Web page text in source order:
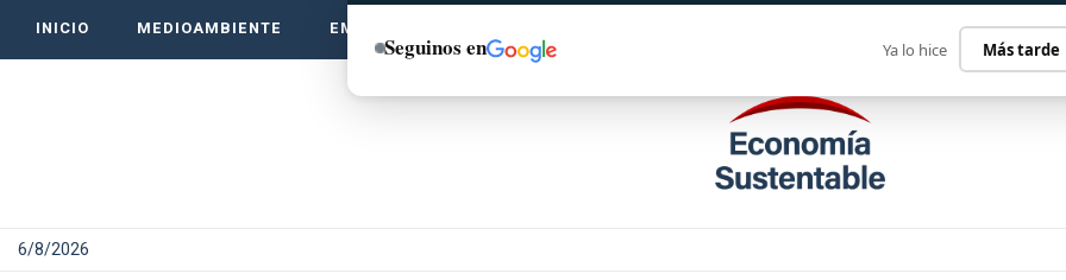
INICIO MEDIOAMBIENTE EMPRENDE VERDE
6/8/2026
Seguinos en Ya lo hice Más tarde